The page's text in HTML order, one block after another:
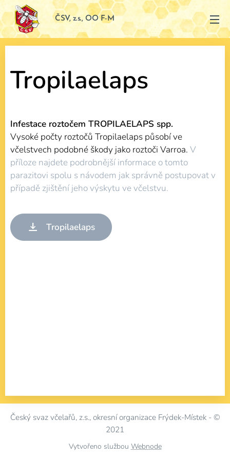
ČSV, z.s., OO F-M
Tropilaelaps
Infestace roztočem TROPILAELAPS spp.
Vysoké počty roztočů Tropilaelaps působí ve
včelstvech podobné škody jako roztoči Varroa. V
příloze najdete podrobnější informace o tomto
parazitovi spolu s návodem jak správně postupovat v
případě zjištění jeho výskytu ve včelstvu.
Tropilaelaps
Český svaz včelařů, z.s., okresní organizace Frýdek-Místek -©
2021
Vytvořeno službou Webnode